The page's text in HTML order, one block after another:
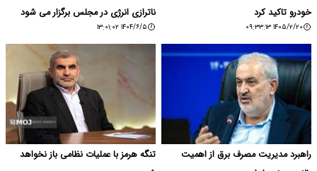
خودرو تاکید کرد
۱۴۰۵/۲/۲۰ ۰۹:۳۳:۱۳
ناترازی انرژی در مجلس برگزار می شود
۱۴۰۴/۶/۵ ۱۳:۰۱:۰۲
راهبرد مدیریت مصرف برق از اهمیت
تنگه هرمز با عملیات نظامی باز نخواهد